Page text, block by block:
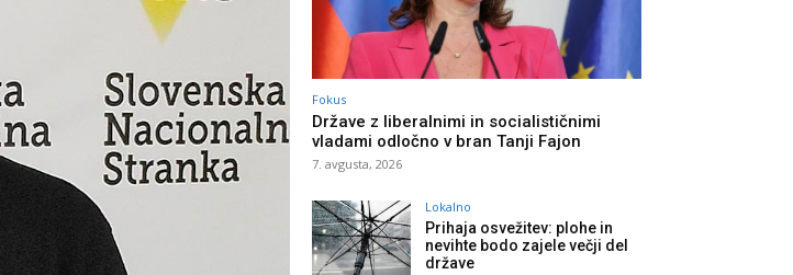
Fokus
Države z liberalnimi in socialističnimi
vladami odločno v bran Tanji Fajon
7. avgusta, 2026
Lokalno
Prihaja osvežitev: plohe in
nevihte bodo zajele večji del
države